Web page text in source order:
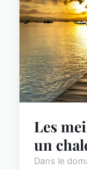
Les
un
Dans le